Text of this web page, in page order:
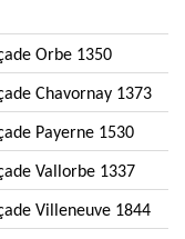
Orbe 1350
Chavornay 1373
Payerne 1530
Vallorbe 1337
Villeneuve 1844